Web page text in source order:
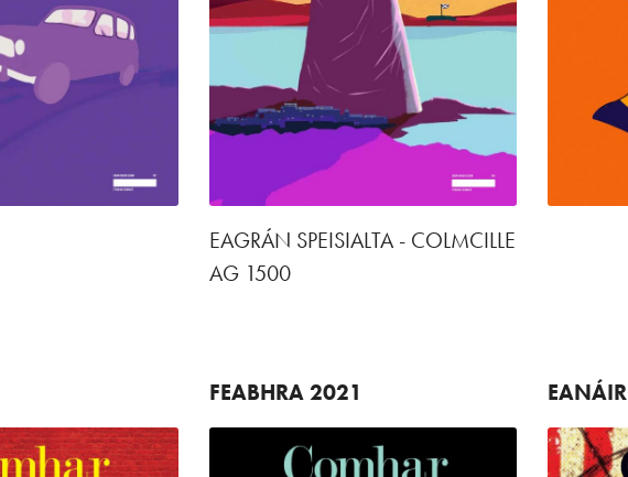
EAGRÁN SPEISIALTA - COLMCILLE
AG 1500
FEABHRA2021 EANÁIR